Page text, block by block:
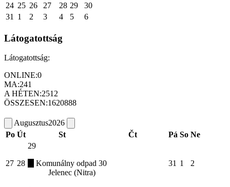
24 25 26 27 28 29
30
31
1 2 3 4 5 6
Látogatottság
Látogatottság:
ONLINE:0
MA:241
A HÉTEN:2512
ÖSSZESEN:1620888
Augusztus2026
Po Út St Čt Pá So Ne
27 28
29
Komunálny odpad
Jelenec (Nitra)
30 31 1 2